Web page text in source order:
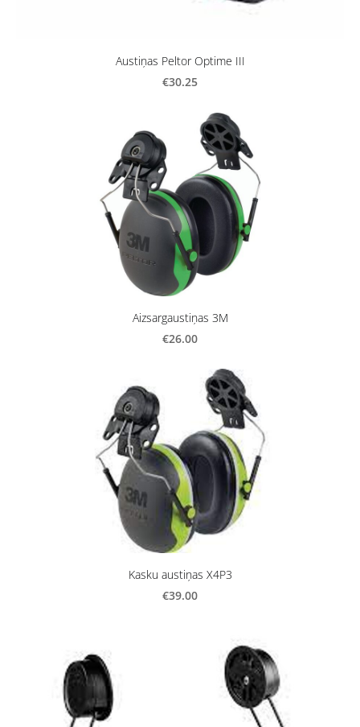
Austiņas Peltor Optime III
€30.25
Aizsargaustiņas 3M
€26.00
Kasku austiņas X4P3
€39.00